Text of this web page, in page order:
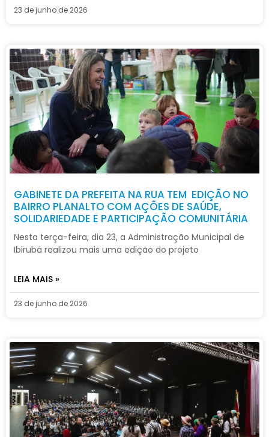
23 de junho de 2026
GABINETE DA PREFEITA NA RUA TEM EDIÇÃO NO
BAIRRO PLANALTO COM AÇÕES DE SAÚDE,
SOLIDARIEDADE E PARTICIPAÇÃO COMUNITÁRIA
Nesta terça-feira, dia 23, a Administração Municipal de
Ibirubá realizou mais uma edição do projeto
LEIA MAIS »
23 de junho de 2026